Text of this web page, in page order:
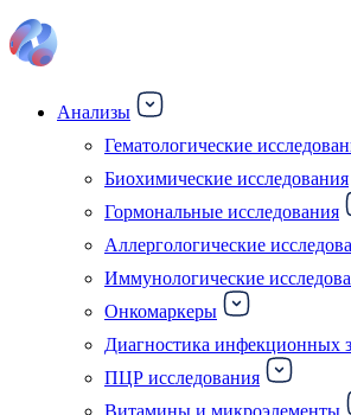
Анализы
Гематологические
Биохимические исследования
Гормональные исследования
Аллергологические
Иммунологические
Онкомаркеры
Диагностика инфекционных
ПЦР исследования
Витамины и микроэлементы